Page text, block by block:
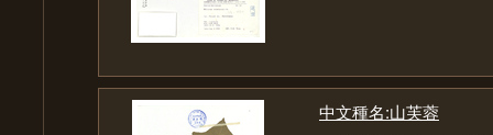
中文種名:山芙蓉